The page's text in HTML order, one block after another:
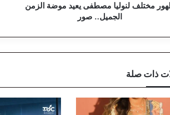
مختلف لنوليا مصطفى يعيد موضة الزمن
الجميل.. صور
ذات صلة